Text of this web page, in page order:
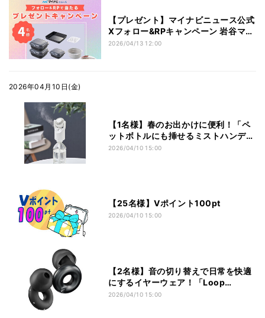
【プレゼント】マイナビニュース公式
Xフォロー&RPキャンペーン 岩谷マテ
リアル グルラボプラス アドバンス(ブ
2026/04/13 12:00
2026年04月10日(金)
【1名様】春のお出かけに便利！「ペ
ットボトルにも挿せるミストハンディ
ファン LCAF038」をプレゼント
2026/04/10 15:00
【25名様】Vポイント100pt
2026/04/10 15:00
【2名様】音の切り替えで日常を快適
にするイヤーウェア！「Loop
Switch 2」をプレゼント
2026/04/10 15:00